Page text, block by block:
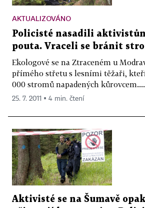
AKTUALIZOVÁNO
Policisté nasadili
pouta. Vraceli se bránit
Ekologové se na Ztraceném u
přímého střetu s lesními těžaři,
000 stromů napadených kůrovcem....
25. 7. 2011 ▪ 4 min. čtení
Aktivisté se na Šumavě